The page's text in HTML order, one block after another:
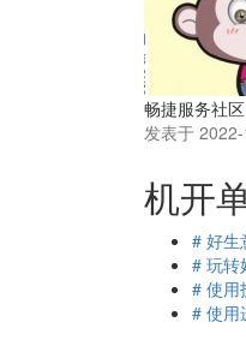
畅捷服务社区
发表于
机开
# 好生
# 玩转
# 使用
# 使用